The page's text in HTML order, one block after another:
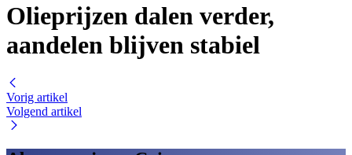
Olieprijzen dalen verder,
aandelen blijven stabiel
Vorig artikel
Volgend artikel